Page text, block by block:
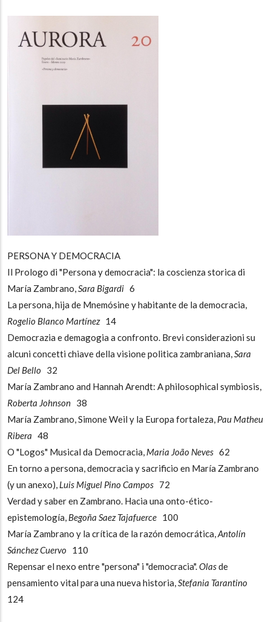
PERSONA Y DEMOCRACIA
Il Prologo di "Persona y democracia": la coscienza storica di
María Zambrano,Sara Bigardi 6
La persona, hija de Mnemósine y habitante de la democracia,
Rogelio Blanco Martínez14
Democrazia e demagogia a confronto. Brevi considerazioni su
alcuni concetti chiave della visione politica zambraniana,Sara
Del Bello 32
María Zambrano and Hannah Arendt: A philosophical symbiosis,
Roberta Johnson 38
María Zambrano, Simone Weil y la Europa fortaleza, Pau Matheu
Ribera 48
O "Logos" Musical da Democracia, Maria João Neves 62
En torno a persona, democracia y sacrificio en María Zambrano
(y un anexo), Luis Miguel Pino Campos 72
Verdad y saber en Zambrano. Hacia una onto-ético-
epistemología, Begoña Saez Tajafuerce 100
María Zambrano y la crítica de la razón democrática,Antolín
Sánchez Cuervo 110
Repensar el nexo entre "persona" i "democracia".Olasde
pensamiento vital para una nueva historia,Stefania Tarantino
124